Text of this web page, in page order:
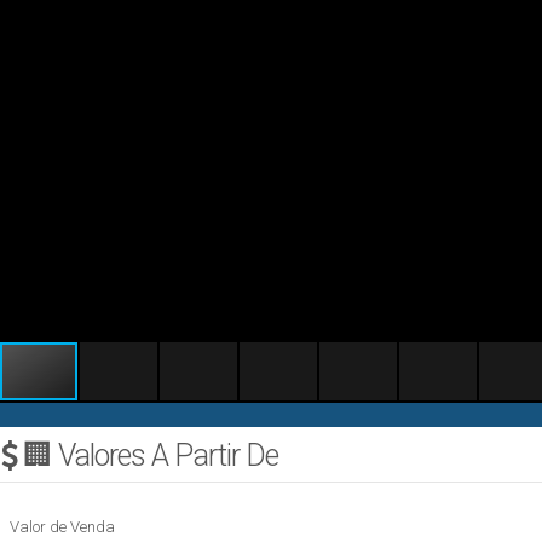
🏢 Valores A Partir De
Valor de Venda